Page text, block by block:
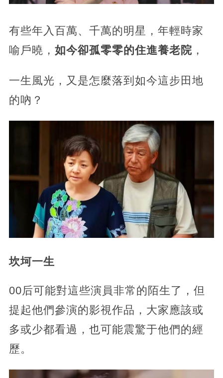
有些年入百萬、千萬的明星，年輕時家
喻戶曉， 如今卻孤零零的住進養老院，
一生風光，又是怎麼落到如今這步田地
的吶？
坎坷一生
00后可能對這些演員非常的陌生了，但
提起他們參演的影視作品，大家應該或
多或少都看過，也可能震驚于他們的經
歷。